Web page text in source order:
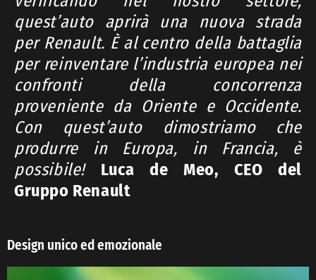
quest’auto aprirà una nuova strada
per Renault. È al centro della battaglia
per reinventare l’industria europea nei
confronti della concorrenza
proveniente da Oriente e Occidente.
Con quest’auto dimostriamo che
produrre in Europa, in Francia, è
possibile! Luca de Meo, CEO del
Gruppo Renault
Design unico ed emozionale